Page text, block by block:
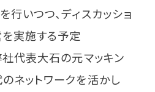
行いつつ、ディスカッショ
実施する予定
社代表大石の元マッキン
ネットワークを活かし